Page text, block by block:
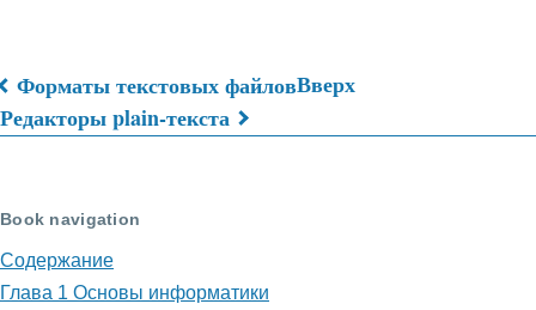
Перекрёстные
Кодировки
Форматы текстовых файловВверх
Редакторы plain-текста
Book navigation
Содержание
Глава 1 Основы информатики